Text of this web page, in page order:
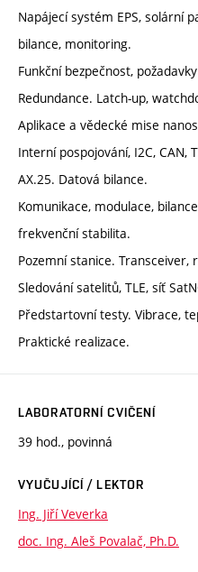
Napájecí systém EPS, solární
bilance, monitoring.
Funkční bezpečnost,
Redundance. Latch-up,
Aplikace a vědecké mise
Interní pospojování, I2C, CAN,
AX.25. Datová bilance.
Komunikace, modulace,
frekvenční stabilita.
Pozemní stanice.
Sledování satelitů, TLE, síť
Předstartovní testy. Vibrace,
Praktické realizace.
LABORATORNÍ CVIČENÍ
39 hod., povinná
VYUČUJÍCÍ / LEKTOR
Ing. Jiří Veverka
doc. Ing. Aleš Povalač, Ph.D.